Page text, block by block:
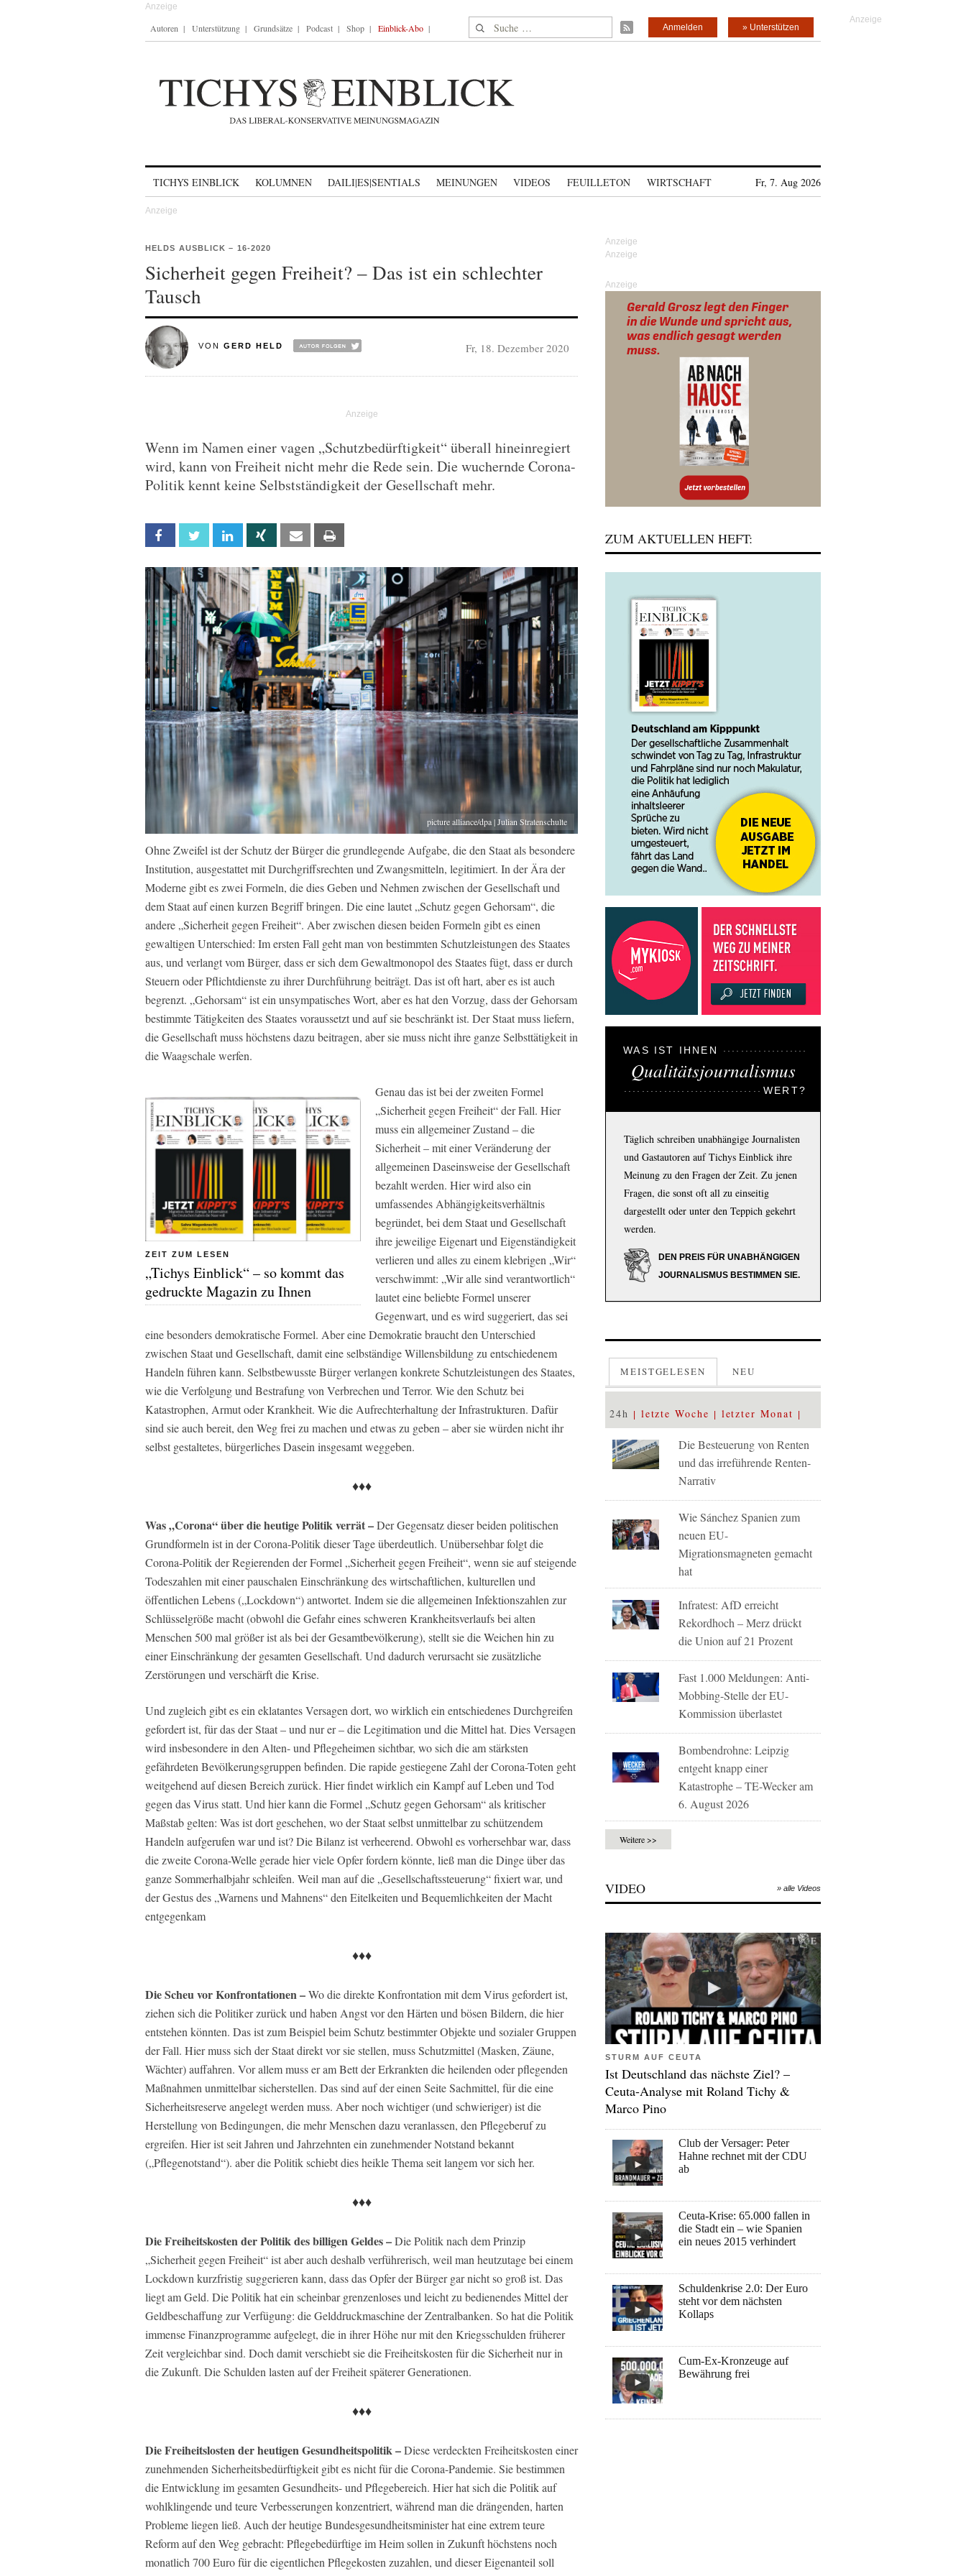
Autoren Unterstützung Grundsätze Podcast Shop Einblick-Abo Suche nach: » Unterstützen
Anmelden
TICHYS EINBLICK KOLUMNEN DAILI|ES|SENTIALS MEINUNGEN VIDEOS FEUILLETON WIRTSCHAFT Fr, 7. Aug 2026
HELDS AUSBLICK – 16-2020
Sicherheit gegen Freiheit? – Das ist ein schlechter
Tausch
VON GERD HELD Fr, 18. Dezember 2020
Wenn im Namen einer vagen „Schutzbedürftigkeit“ überall hineinregiert
wird, kann von Freiheit nicht mehr die Rede sein. Die wuchernde Corona-
Politik kennt keine Selbstständigkeit der Gesellschaft mehr.
Facebook Twitter Linkedin Xing Email
picture alliance/dpa | Julian Stratenschulte
Ohne Zweifel ist der Schutz der Bürger die grundlegende Aufgabe, die den Staat als besondere
Institution, ausgestattet mit Durchgriffsrechten und Zwangsmitteln, legitimiert. In der Ära der
Moderne gibt es zwei Formeln, die dies Geben und Nehmen zwischen der Gesellschaft und
dem Staat auf einen kurzen Begriff bringen. Die eine lautet „Schutz gegen Gehorsam“, die
andere „Sicherheit gegen Freiheit“. Aber zwischen diesen beiden Formeln gibt es einen
gewaltigen Unterschied: Im ersten Fall geht man von bestimmten Schutzleistungen des Staates
aus, und verlangt vom Bürger, dass er sich dem Gewaltmonopol des Staates fügt, dass er durch
Steuern oder Pflichtdienste zu ihrer Durchführung beiträgt. Das ist oft hart, aber es ist auch
begrenzt. „Gehorsam“ ist ein unsympatisches Wort, aber es hat den Vorzug, dass der Gehorsam
bestimmte Tätigkeiten des Staates voraussetzt und auf sie beschränkt ist. Der Staat muss liefern,
die Gesellschaft muss höchstens dazu beitragen, aber sie muss nicht ihre ganze Selbsttätigkeit in
die Waagschale werfen.
ZEIT ZUM LESEN
„Tichys Einblick“ – so kommt das
gedruckte Magazin zu Ihnen
Genau das ist bei der zweiten Formel
„Sicherheit gegen Freiheit“ der Fall. Hier
muss ein allgemeiner Zustand – die
Sicherheit – mit einer Veränderung der
allgemeinen Daseinsweise der Gesellschaft
bezahlt werden. Hier wird also ein
umfassendes Abhängigkeitsverhältnis
begründet, bei dem Staat und Gesellschaft
ihre jeweilige Eigenart und Eigenständigkeit
verlieren und alles zu einem klebrigen „Wir“
verschwimmt: „Wir alle sind verantwortlich“
lautet eine beliebte Formel unserer
Gegenwart, und es wird suggeriert, das sei
eine besonders demokratische Formel. Aber eine Demokratie braucht den Unterschied
zwischen Staat und Gesellschaft, damit eine selbständige Willensbildung zu entschiedenem
Handeln führen kann. Selbstbewusste Bürger verlangen konkrete Schutzleistungen des Staates,
wie die Verfolgung und Bestrafung von Verbrechen und Terror. Wie den Schutz bei
Katastrophen, Armut oder Krankheit. Wie die Aufrechterhaltung der Infrastrukturen. Dafür
sind sie auch bereit, den Weg frei zu machen und etwas zu geben – aber sie würden nicht ihr
selbst gestaltetes, bürgerliches Dasein insgesamt weggeben.
♦♦♦
Was „Corona“ über die heutige Politik verrät –Der Gegensatz dieser beiden politischen
Grundformeln ist in der Corona-Politik dieser Tage überdeutlich. Unübersehbar folgt die
Corona-Politik der Regierenden der Formel „Sicherheit gegen Freiheit“, wenn sie auf steigende
Todeszahlen mit einer pauschalen Einschränkung des wirtschaftlichen, kulturellen und
öffentlichen Lebens („Lockdown“) antwortet. Indem sie die allgemeinen Infektionszahlen zur
Schlüsselgröße macht (obwohl die Gefahr eines schweren Krankheitsverlaufs bei alten
Menschen 500 mal größer ist als bei der Gesamtbevölkerung), stellt sie die Weichen hin zu
einer Einschränkung der gesamten Gesellschaft. Und dadurch verursacht sie zusätzliche
Zerstörungen und verschärft die Krise.
Und zugleich gibt es ein eklatantes Versagen dort, wo wirklich ein entschiedenes Durchgreifen
gefordert ist, für das der Staat – und nur er – die Legitimation und die Mittel hat. Dies Versagen
wird insbesondere in den Alten- und Pflegeheimen sichtbar, wo sich die am stärksten
gefährdeten Bevölkerungsgruppen befinden. Die rapide gestiegene Zahl der Corona-Toten geht
weitgehend auf diesen Bereich zurück. Hier findet wirklich ein Kampf auf Leben und Tod
gegen das Virus statt. Und hier kann die Formel „Schutz gegen Gehorsam“ als kritischer
Maßstab gelten: Was ist dort geschehen, wo der Staat selbst unmittelbar zu schützendem
Handeln aufgerufen war und ist? Die Bilanz ist verheerend. Obwohl es vorhersehbar war, dass
die zweite Corona-Welle gerade hier viele Opfer fordern könnte, ließ man die Dinge über das
ganze Sommerhalbjahr schleifen. Weil man auf die „Gesellschaftssteuerung“ fixiert war, und
der Gestus des „Warnens und Mahnens“ den Eitelkeiten und Bequemlichkeiten der Macht
entgegenkam
♦♦♦
Die Scheu vor Konfrontationen –Wo die direkte Konfrontation mit dem Virus gefordert ist,
ziehen sich die Politiker zurück und haben Angst vor den Härten und bösen Bildern, die hier
entstehen könnten. Das ist zum Beispiel beim Schutz bestimmter Objekte und sozialer Gruppen
der Fall. Hier muss sich der Staat direkt vor sie stellen, muss Schutzmittel (Masken, Zäune,
Wächter) auffahren. Vor allem muss er am Bett der Erkrankten die heilenden oder pflegenden
Maßnahmen unmittelbar sicherstellen. Das sind auf der einen Seite Sachmittel, für die eine
Sicherheitsreserve angelegt werden muss. Aber noch wichtiger (und schwieriger) ist die
Herstellung von Bedingungen, die mehr Menschen dazu veranlassen, den Pflegeberuf zu
ergreifen. Hier ist seit Jahren und Jahrzehnten ein zunehmender Notstand bekannt
(„Pflegenotstand“). aber die Politik schiebt dies heikle Thema seit langem vor sich her.
♦♦♦
Die Freiheitskosten der Politik des billigen Geldes –Die Politik nach dem Prinzip
„Sicherheit gegen Freiheit“ ist aber auch deshalb verführerisch, weil man heutzutage bei einem
Lockdown kurzfristig suggerieren kann, dass das Opfer der Bürger gar nicht so groß ist. Das
liegt am Geld. Die Politik hat ein scheinbar grenzenloses und leicht zu bedienendes Mittel der
Geldbeschaffung zur Verfügung: die Gelddruckmaschine der Zentralbanken. So hat die Politik
immense Finanzprogramme aufgelegt, die in ihrer Höhe nur mit den Kriegsschulden früherer
Zeit vergleichbar sind. Doch damit verschiebt sie die Freiheitskosten für die Sicherheit nur in
die Zukunft. Die Schulden lasten auf der Freiheit späterer Generationen.
♦♦♦
Die Freiheitslosten der heutigen Gesundheitspolitik –Diese verdeckten Freiheitskosten einer
zunehmenden Sicherheitsbedürftigkeit gibt es nicht für die Corona-Pandemie. Sie bestimmen
die Entwicklung im gesamten Gesundheits- und Pflegebereich. Hier hat sich die Politik auf
wohlklingende und teure Verbesserungen konzentriert, während man die drängenden, harten
Probleme liegen ließ. Auch der heutige Bundesgesundheitsminister hat eine extrem teure
Reform auf den Weg gebracht: Pflegebedürftige im Heim sollen in Zukunft höchstens noch
monatlich 700 Euro für die eigentlichen Pflegekosten zuzahlen, und dieser Eigenanteil soll
Anzeige
ZUM AKTUELLEN HEFT:
WAS IST IHNEN
Qualitätsjournalismus
WERT?
Täglich schreiben unabhängige Journalisten
und Gastautoren auf Tichys Einblick ihre
Meinung zu den Fragen der Zeit. Zu jenen
Fragen, die sonst oft all zu einseitig
dargestellt oder unter den Teppich gekehrt
werden.
DEN PREIS FÜR UNABHÄNGIGEN
JOURNALISMUS BESTIMMEN SIE.
MEISTGELESEN NEU
24h letzte Woche letzter Monat
Die Besteuerung von Renten
und das irreführende Renten-
Narrativ
Wie Sánchez Spanien zum
neuen EU-
Migrationsmagneten gemacht
hat
Infratest: AfD erreicht
Rekordhoch – Merz drückt
die Union auf 21 Prozent
Fast 1.000 Meldungen: Anti-
Mobbing-Stelle der EU-
Kommission überlastet
Bombendrohne: Leipzig
entgeht knapp einer
Katastrophe – TE-Wecker am
6. August 2026
Weitere >>
VIDEO » alle Videos
STURM AUF CEUTA
Ist Deutschland das nächste Ziel? –
Ceuta-Analyse mit Roland Tichy &
Marco Pino
Club der Versager: Peter
Hahne rechnet mit der CDU
ab
Ceuta-Krise: 65.000 fallen in
die Stadt ein – wie Spanien
ein neues 2015 verhindert
Schuldenkrise 2.0: Der Euro
steht vor dem nächsten
Kollaps
Cum-Ex-Kronzeuge auf
Bewährung frei